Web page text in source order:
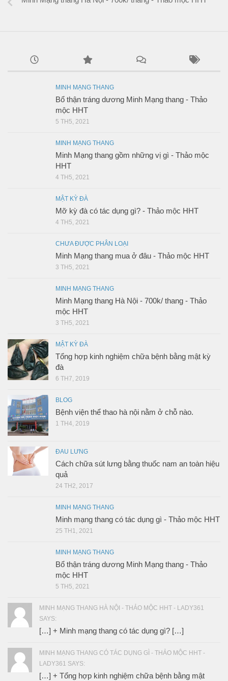
MINH MẠNG THANG
Bổ thận tráng dương Minh Mạng thang - Thảo
mộc HHT
5 TH5, 2021
MINH MẠNG THANG
Minh Mạng thang gồm những vị gì - Thảo mộc
HHT
4 TH5, 2021
MẬT KỲ ĐÀ
Mỡ kỳ đà có tác dụng gì? - Thảo mộc HHT
4 TH5, 2021
CHƯA ĐƯỢC PHÂN LOẠI
Minh Mạng thang mua ở đâu - Thảo mộc HHT
3 TH5, 2021
MINH MẠNG THANG
Minh Mạng thang Hà Nội - 700k/ thang - Thảo
mộc HHT
3 TH5, 2021
MẬT KỲ ĐÀ
Tổng hợp kinh nghiệm chữa bệnh bằng mật kỳ
đà
6 TH7, 2019
BLOG
Bệnh viện thể thao hà nội nằm ở chỗ nào.
1 TH4, 2019
ĐAU LƯNG
Cách chữa sút lưng bằng thuốc nam an toàn hiệu
quả
24 TH2, 2017
MINH MẠNG THANG
Minh mạng thang có tác dụng gì - Thảo mộc HHT
25 TH1, 2021
MINH MẠNG THANG
Bổ thận tráng dương Minh Mạng thang - Thảo
mộc HHT
5 TH5, 2021
MINH MẠNG THANG HÀ NỘI - THẢO MỘC HHT - LADY361
SAYS:
[…] + Minh mạng thang có tác dụng gì? […]
MINH MẠNG THANG CÓ TÁC DỤNG GÌ - THẢO MỘC HHT -
LADY361 SAYS:
[…] + Tổng hợp kinh nghiệm chữa bệnh bằng mật